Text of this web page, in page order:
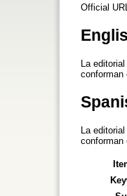
Official
La
conforman
La
conforman